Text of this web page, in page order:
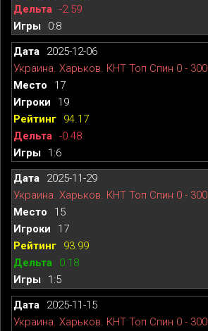
-2.59
0:8
2025-12-06
Украина. Харьков. КНТ Топ Спин 0 - 300
17
19
94.17
-0.48
1:6
2025-11-29
Украина. Харьков. КНТ Топ Спин 0 - 300
15
17
93.99
0.18
1:5
2025-11-15
Украина. Харьков. КНТ Топ Спин 0 - 300